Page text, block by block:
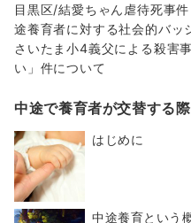
目黒区/結愛ちゃん虐待死事
途養育者に対する社会的バッ
さいたま小4義父による殺害
い」件について
中途で養育者が交替する
はじめに
中途養育という